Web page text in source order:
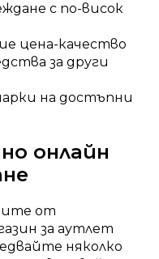
с по-висок
цена-качество
за други
на достъпни
онлайн
от
за аутлет
няколко